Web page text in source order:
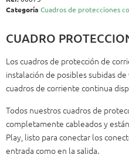
Categoría Cuadros de protecciones
CUADRO
Los cuadros de protección de
instalación de posibles subidas
cuadros de corriente continua
Todos nuestros cuadros de
completamente cableados y
Play, listo para conectar los
entrada como en la salida.